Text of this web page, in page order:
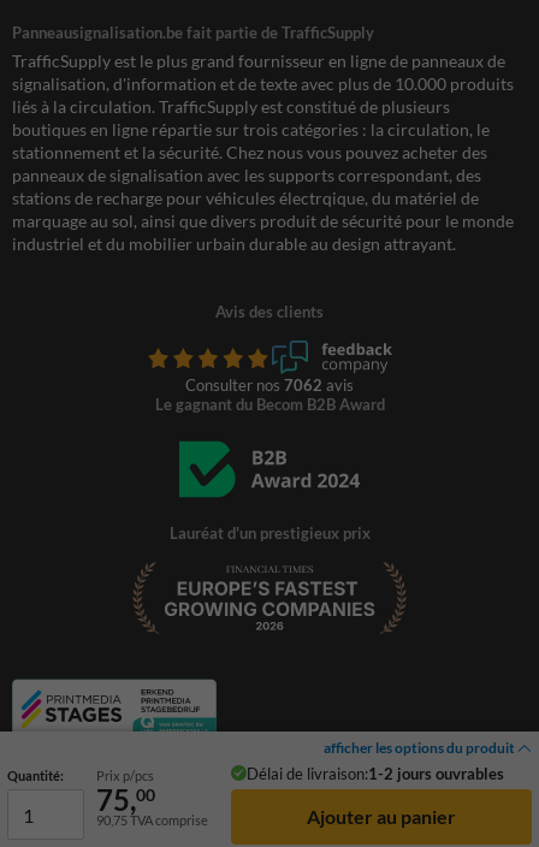
afficher les options du produit
Quantité: Prix p/pcs Délai de livraison:1-2 jours ouvrables
75,00
90,75TVA comprise
Panneausignalisation.be fait partie de TrafficSupply
TrafficSupply est le plus grand fournisseur en ligne de panneaux de
signalisation, d'information et de texte avec plus de 10.000 produits
liés à la circulation. TrafficSupply est constitué de plusieurs
boutiques en ligne répartie sur trois catégories : la circulation, le
stationnement et la sécurité. Chez nous vous pouvez acheter des
panneaux de signalisation avec les supports correspondant, des
stations de recharge pour véhicules électrqique, du matériel de
marquage au sol, ainsi que divers produit de sécurité pour le monde
industriel et du mobilier urbain durable au design attrayant.
Avis des clients
Consulter nos 7062 avis
Le gagnant du Becom B2B Award
Lauréat d'un prestigieux prix
© 2026 TrafficSupply. Tous droits réservés.